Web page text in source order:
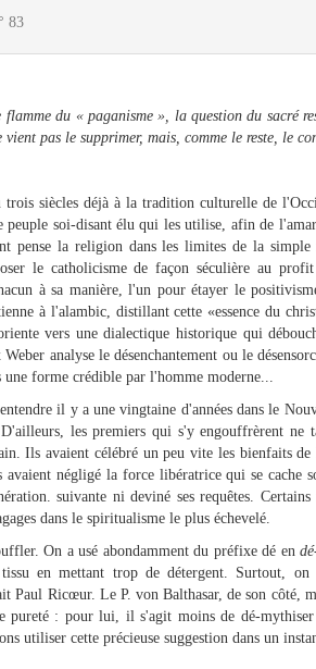
83
du « paganisme », la question du sacré
pas le supprimer, mais, comme le reste, le
siècles déjà à la tradition culturelle de
peuple soi-disant élu qui les utilise, afin de
pense la religion dans les limites de la simple
le catholicisme de façon séculière au
à sa manière, l'un pour étayer le
à l'alambic, distillant cette «essence du
vers une dialectique historique qui
analyse le désenchantement ou le
forme crédible par l'homme moderne...
il y a une vingtaine d'années dans le
les premiers qui s'y engouffrèrent ne
Ils avaient célébré un peu vite les bienfaits de
négligé la force libératrice qui se cache
suivante ni deviné ses requêtes. Certains
dans le spiritualisme le plus échevelé.
On a usé abondamment du préfixe dé endé
en mettant trop de détergent. Surtout, on
Paul Ricœur. Le P. von Balthasar, de son côté,
pureté : pour lui, il s'agit moins de dé-
utiliser cette précieuse suggestion dans un